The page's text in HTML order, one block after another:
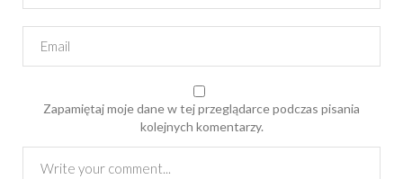
Zapamiętaj moje dane w tej przeglądarce podczas pisania
kolejnych komentarzy.